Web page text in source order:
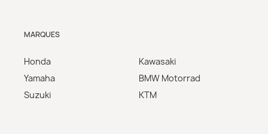
MARQUES
Honda
Yamaha
Suzuki
Kawasaki
BMW Motorrad
KTM